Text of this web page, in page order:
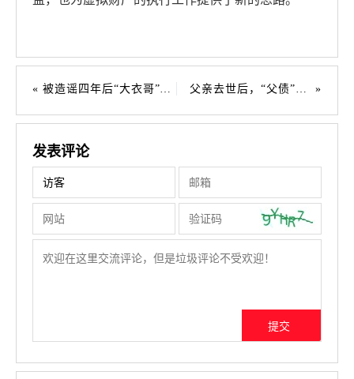
被造谣四年后“大衣哥”决定起诉网暴者 父亲去世后，“父债”要“子偿”吗？
发表评论